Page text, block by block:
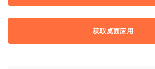
获取桌面应用